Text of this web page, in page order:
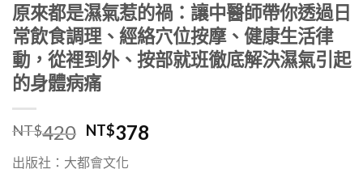
原來都是濕氣惹的禍：讓中醫師帶你透過日
常飲食調理、經絡穴位按摩、健康生活律
動，從裡到外、按部就班徹底解決濕氣引起
的身體病痛
NT$420 NT$378
出版社：大都會文化